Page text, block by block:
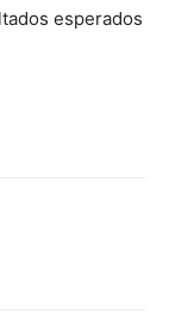
esperados